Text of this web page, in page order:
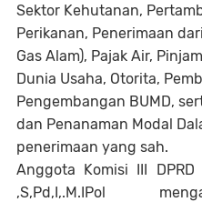
Sektor Kehutanan,
Perikanan, Penerimaan
Gas Alam), Pajak Air,
Dunia Usaha, Otorita,
Pengembangan BUMD,
dan Penanaman Modal
penerimaan yang sah.
Anggota Komisi III
,S,Pd,I,.M.IPol